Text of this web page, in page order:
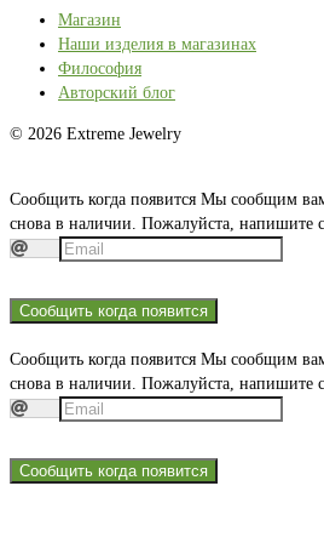
Магазин
Наши изделия в магазинах
Философия
Авторский блог
© 2026 Extreme Jewelry
Сообщить когда появится Мы сообщим вам
снова в наличии. Пожалуйста, напишите
Сообщить когда появится
Сообщить когда появится Мы сообщим вам
снова в наличии. Пожалуйста, напишите
Сообщить когда появится